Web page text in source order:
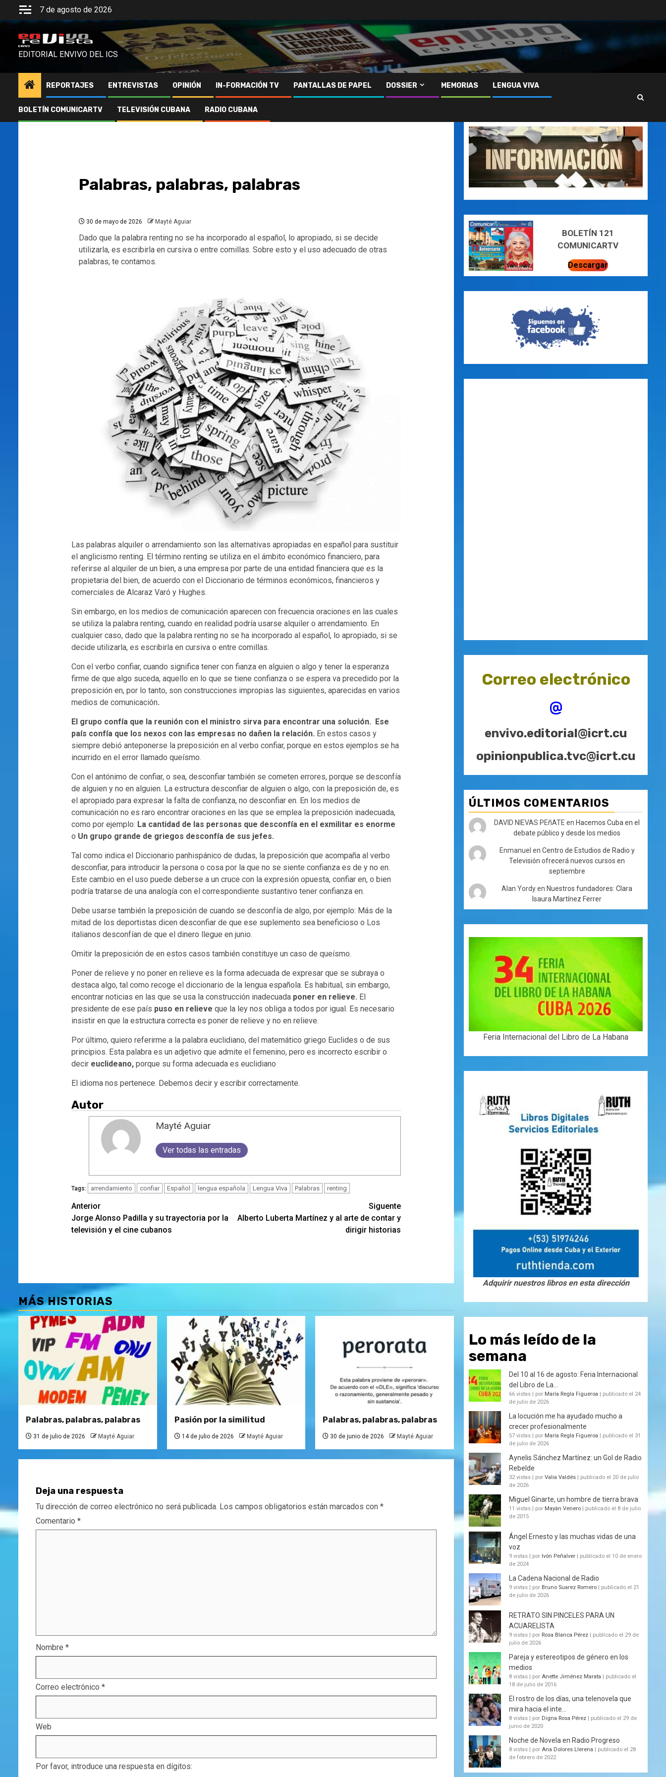
7 de agosto de 2026
ENVIVO
EDITORIAL ENVIVO DEL ICS
REPORTAJES ENTREVISTAS OPINIÓN IN-FORMACIÓN TV PANTALLAS DE PAPEL DOSSIER MEMORIAS LENGUA VIVA
BOLETÍN COMUNICARTV TELEVISIÓN CUBANA RADIO CUBANA
Palabras, palabras, palabras
30 de mayo de 2026 Mayté Aguiar
Dado que la palabra renting no se ha incorporado al español, lo apropiado, si se decide
utilizarla, es escribirla en cursiva o entre comillas. Sobre esto y el uso adecuado de otras
palabras, te contamos.
Las palabras alquiler o arrendamiento son las alternativas apropiadas en español para sustituir
el anglicismo renting. El término renting se utiliza en el ámbito económico financiero, para
referirse al alquiler de un bien, a una empresa por parte de una entidad financiera que es la
propietaria del bien, de acuerdo con el Diccionario de términos económicos, financieros y
comerciales de Alcaraz Varó y Hughes.
Sin embargo, en los medios de comunicación aparecen con frecuencia oraciones en las cuales
se utiliza la palabra renting, cuando en realidad podría usarse alquiler o arrendamiento. En
cualquier caso, dado que la palabra renting no se ha incorporado al español, lo apropiado, si se
decide utilizarla, es escribirla en cursiva o entre comillas.
Con el verbo confiar, cuando significa tener con fianza en alguien o algo y tener la esperanza
firme de que algo suceda, aquello en lo que se tiene confianza o se espera va precedido por la
preposición en, por lo tanto, son construcciones impropias las siguientes, aparecidas en varios
medios de comunicación.
El grupo confía que la reunión con el ministro sirva para encontrar una solución. Ese
país confía que los nexos con las empresas no dañen la relación. En estos casos y
siempre debió anteponerse la preposición en al verbo confiar, porque en estos ejemplos se ha
incurrido en el error llamado queísmo.
Con el antónimo de confiar, o sea, desconfiar también se cometen errores, porque se desconfía
de alguien y no en alguien. La estructura desconfiar de alguien o algo, con la preposición de, es
el apropiado para expresar la falta de confianza, no desconfiar en. En los medios de
comunicación no es raro encontrar oraciones en las que se emplea la preposición inadecuada,
como por ejemplo: La cantidad de las personas que desconfía en el exmilitar es enorme
o Un grupo grande de griegos desconfía de sus jefes.
Tal como indica el Diccionario panhispánico de dudas, la preposición que acompaña al verbo
desconfiar, para introducir la persona o cosa por la que no se siente confianza es de y no en.
Este cambio en el uso puede deberse a un cruce con la expresión opuesta, confiar en, o bien
podría tratarse de una analogía con el correspondiente sustantivo tener confianza en.
Debe usarse también la preposición de cuando se desconfía de algo, por ejemplo: Más de la
mitad de los deportistas dicen desconfiar de que ese suplemento sea beneficioso o Los
italianos desconfían de que el dinero llegue en junio.
Omitir la preposición de en estos casos también constituye un caso de queísmo.
Poner de relieve y no poner en relieve es la forma adecuada de expresar que se subraya o
destaca algo, tal como recoge el diccionario de la lengua española. Es habitual, sin embargo,
encontrar noticias en las que se usa la construcción inadecuada poner en relieve. El
presidente de ese país puso en relieve que la ley nos obliga a todos por igual. Es necesario
insistir en que la estructura correcta es poner de relieve y no en relieve.
Por último, quiero referirme a la palabra euclidiano, del matemático griego Euclides o de sus
principios. Esta palabra es un adjetivo que admite el femenino, pero es incorrecto escribir o
decir euclideano,porque su forma adecuada es euclidiano
El idioma nos pertenece. Debemos decir y escribir correctamente.
Autor
Mayté Aguiar
Ver todas las entradas
Tags: arrendamiento confiar Español lengua española Lengua Viva Palabras renting
Navegación
de
Anterior
Jorge Alonso Padilla y su trayectoria por la
televisión y el cine cubanos
Siguente
Alberto Luberta Martínez y al arte de contar y
dirigir historias
MÁS HISTORIAS
Palabras, palabras, palabras
31 de julio de 2026 Mayté Aguiar
Pasión por la similitud
14 de julio de 2026 Mayté Aguiar
Palabras, palabras, palabras
30 de junio de 2026 Mayté Aguiar
Deja una respuesta
Tu dirección de correo electrónico no será publicada. Los campos obligatorios están marcados con *
Comentario *
Nombre *
Correo electrónico *
Web
Por favor, introduce una respuesta en dígitos:
BOLETÍN 121
COMUNICARTV
Descargar
Correo electrónico
@
envivo.editorial@icrt.cu
opinionpublica.tvc@icrt.cu
ÚLTIMOS COMENTARIOS
DAVID NIEVAS PEñATE en Hacemos Cuba en el
debate público y desde los medios
Enmanuel en Centro de Estudios de Radio y
Televisión ofrecerá nuevos cursos en
septiembre
Alan Yordyen Nuestros fundadores: Clara
Isaura Martínez Ferrer
Feria Internacional del Libro de La Habana
Adquirir nuestros libros en esta dirección
Lo más leído de la
semana
Del 10 al 16 de agosto: Feria Internacional
del Libro de La...
66 vistas | por María Regla Figueroa | publicado el 24
de julio de 2026
La locución me ha ayudado mucho a
crecer profesionalmente
57 vistas | por María Regla Figueroa | publicado el 31
de julio de 2026
Aynelis Sánchez Martínez: un Gol de Radio
Rebelde
32 vistas | por Valia Valdés | publicado el 20 de julio
de 2026
Miguel Ginarte, un hombre de tierra brava
11 vistas | por Mayán Venero | publicado el 8 de julio
de 2015
Ángel Ernesto y las muchas vidas de una
voz
9 vistas | por Ivón Peñalver | publicado el 10 de enero
de 2024
La Cadena Nacional de Radio
9 vistas | por Bruno Suarez Romero | publicado el 21
de julio de 2026
RETRATO SIN PINCELES PARA UN
ACUARELISTA
9 vistas | por Rosa Blanca Pérez | publicado el 29 de
julio de 2026
Pareja y estereotipos de género en los
medios
8 vistas | por Anette Jiménez Marata | publicado el
18 de julio de 2016
El rostro de los días, una telenovela que
mira hacia el inte...
8 vistas | por Digna Rosa Pérez | publicado el 29 de
junio de 2020
Noche de Novela en Radio Progreso
8 vistas | por Ana Dolores Llerena | publicado el 28
de febrero de 2022